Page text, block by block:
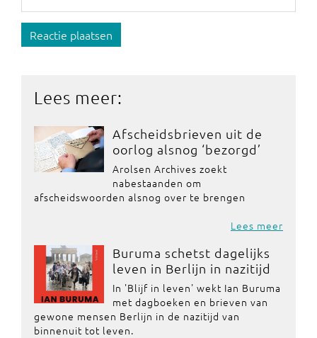
Reactie plaatsen
Lees meer:
Afscheidsbrieven uit de
oorlog alsnog ‘bezorgd’
Arolsen Archives zoekt
nabestaanden om
afscheidswoorden alsnog over te brengen
Lees meer
Buruma schetst dagelijks
leven in Berlijn in nazitijd
In 'Blijf in leven' wekt Ian Buruma
met dagboeken en brieven van
gewone mensen Berlijn in de nazitijd van
binnenuit tot leven.